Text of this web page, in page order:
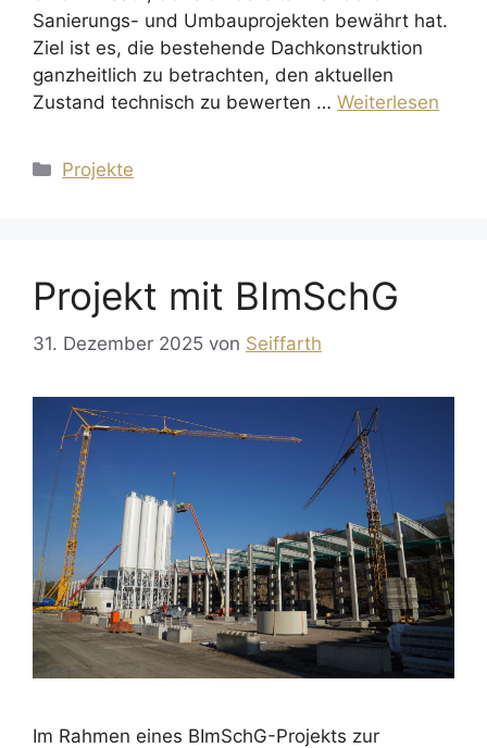
Sanierungs- und Umbauprojekten bewährt hat.
Ziel ist es, die bestehende Dachkonstruktion
ganzheitlich zu betrachten, den aktuellen
Zustand technisch zu bewerten … Weiterlesen
Kategorien
Projekte
Projekt mit BImSchG
31. Dezember 2025 von Seiffarth
Im Rahmen eines BImSchG-Projekts zur